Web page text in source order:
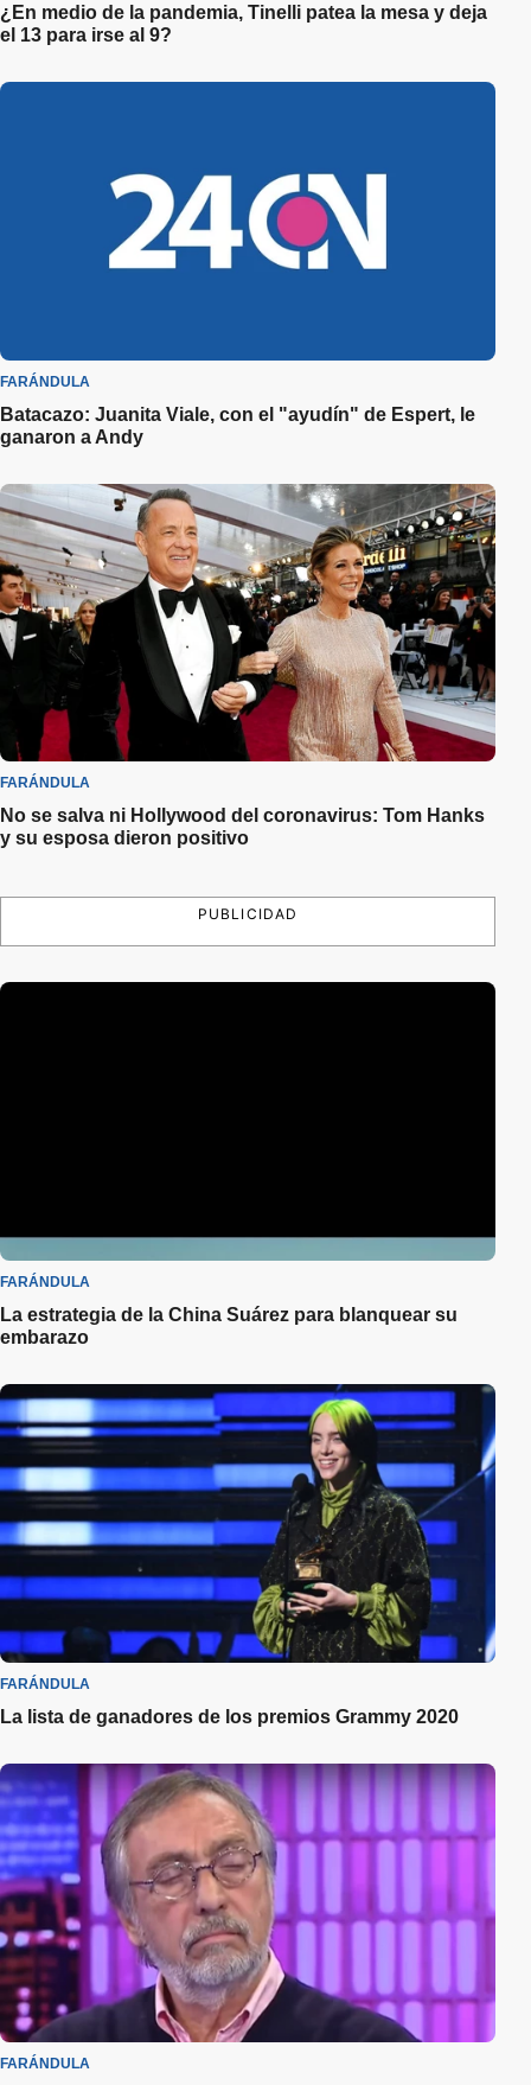
¿En medio de la pandemia, Tinelli patea la mesa y deja
el 13 para irse al 9?
FARÁNDULA
Batacazo: Juanita Viale, con el "ayudín" de Espert, le
ganaron a Andy
FARÁNDULA
No se salva ni Hollywood del coronavirus: Tom Hanks
y su esposa dieron positivo
PUBLICIDAD
FARÁNDULA
La estrategia de la China Suárez para blanquear su
embarazo
FARÁNDULA
La lista de ganadores de los premios Grammy 2020
FARÁNDULA